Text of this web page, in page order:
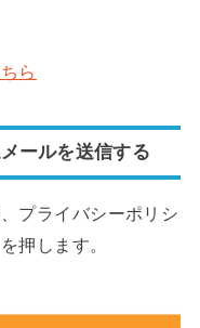
ら
ールを送信する
プライバシーポリシ
押します。